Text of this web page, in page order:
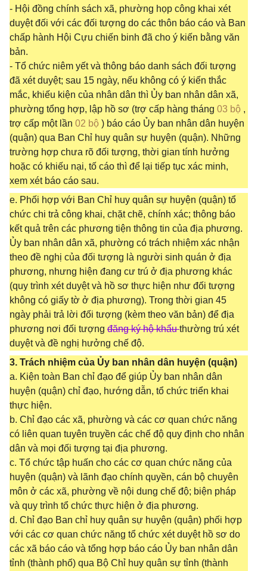
- Hội đồng chính sách xã, phường họp công khai xét
duyệt đối với các đối tượng do các thôn báo cáo và Ban
chấp hành Hội Cựu chiến binh đã cho ý kiến bằng văn
bản.
- Tổ chức niêm yết và thông báo danh sách đối tượng
đã xét duyệt; sau 15 ngày, nếu không có ý kiến thắc
mắc, khiếu kiện của nhân dân thì Ủy ban nhân dân xã,
phường tổng hợp, lập hồ sơ (trợ cấp hàng tháng 03 bộ ,
trợ cấp một lần 02 bộ ) báo cáo Ủy ban nhân dân huyện
(quận) qua Ban Chỉ huy quân sự huyện (quận). Những
trường hợp chưa rõ đối tượng, thời gian tính hưởng
hoặc có khiếu nại, tố cáo thì để lại tiếp tục xác minh,
xem xét báo cáo sau.
e. Phối hợp với Ban Chỉ huy quân sự huyện (quận) tổ
chức chi trả công khai, chặt chẽ, chính xác; thông báo
kết quả trên các phương tiện thông tin của địa phương.
Ủy ban nhân dân xã, phường có trách nhiệm xác nhận
theo đề nghị của đối tượng là người sinh quán ở địa
phương, nhưng hiện đang cư trú ở địa phương khác
(quy trình xét duyệt và hồ sơ thực hiện như đối tượng
không có giấy tờ ở địa phương). Trong thời gian 45
ngày phải trả lời đối tượng (kèm theo văn bản) để địa
phương nơi đối tượng đăng ký hộ khẩuthường trú xét
duyệt và đề nghị hưởng chế độ.
3. Trách nhiệm của Ủy ban nhân dân huyện (quận)
a. Kiện toàn Ban chỉ đạo để giúp Ủy ban nhân dân
huyện (quận) chỉ đạo, hướng dẫn, tổ chức triển khai
thực hiện.
b. Chỉ đạo các xã, phường và các cơ quan chức năng
có liên quan tuyên truyền các chế độ quy định cho nhân
dân và mọi đối tượng tại địa phương.
c. Tổ chức tập huấn cho các cơ quan chức năng của
huyện (quận) và lãnh đạo chính quyền, cán bộ chuyên
môn ở các xã, phường về nội dung chế độ; biện pháp
và quy trình tổ chức thực hiện ở địa phương.
d. Chỉ đạo Ban chỉ huy quân sự huyện (quận) phối hợp
với các cơ quan chức năng tổ chức xét duyệt hồ sơ do
các xã báo cáo và tổng hợp báo cáo Ủy ban nhân dân
tỉnh (thành phố) qua Bộ Chỉ huy quân sự tỉnh (thành